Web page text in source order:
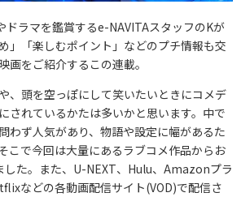
ドラマを鑑賞するe-NAVITAスタッフのKが
」「楽しむポイント」などのプチ情報も交
画をご紹介するこの連載。
、頭を空っぽにして笑いたいときにコメデ
されているかたは多いかと思います。中で
わず人気があり、物語や設定に幅があるた
こで今回は大量にあるラブコメ作品からお
した。また、U-NEXT、Hulu、Amazonプラ
などの各動画配信サイト(VOD)で配信さ